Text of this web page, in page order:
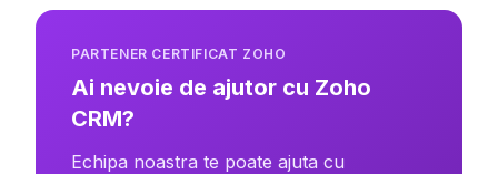
PARTENER CERTIFICAT ZOHO
Ai nevoie de ajutor cu Zoho
CRM?
Echipa noastra te poate ajuta cu